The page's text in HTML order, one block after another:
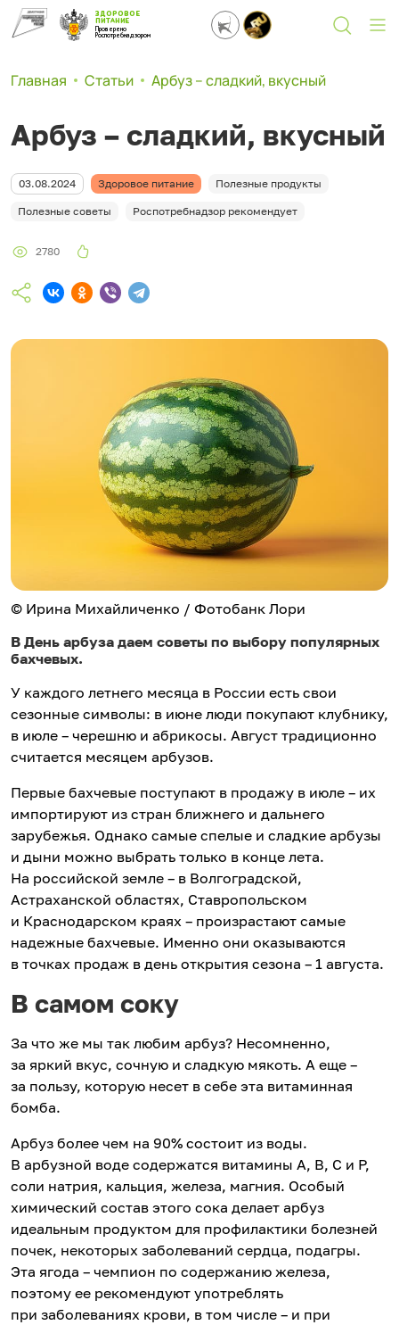
ЗДОРОВОЕ
ПИТАНИЕ
Проверено
Роспотребнадзором
Главная Статьи Арбуз – сладкий, вкусный
Арбуз – сладкий, вкусный
03.08.2024 Здоровое питание Полезные продукты
Полезные советы Роспотребнадзор рекомендует
2780
© Ирина Михайличенко / Фотобанк Лори
В День арбуза даем советы по выбору популярных
бахчевых.
У каждого летнего месяца в России есть свои
сезонные символы: в июне люди покупают клубнику,
в июле – черешню и абрикосы. Август традиционно
считается месяцем арбузов.
Первые бахчевые поступают в продажу в июле – их
импортируют из стран ближнего и дальнего
зарубежья. Однако самые спелые и сладкие арбузы
и дыни можно выбрать только в конце лета.
На российской земле – в Волгоградской,
Астраханской областях, Ставропольском
и Краснодарском краях – произрастают самые
надежные бахчевые. Именно они оказываются
в точках продаж в день открытия сезона – 1 августа.
В самом соку
За что же мы так любим арбуз? Несомненно,
за яркий вкус, сочную и сладкую мякоть. А еще –
за пользу, которую несет в себе эта витаминная
бомба.
Арбуз более чем на 90% состоит из воды.
В арбузной воде содержатся витамины А, В, С и Р,
соли натрия, кальция, железа, магния. Особый
химический состав этого сока делает арбуз
идеальным продуктом для профилактики болезней
почек, некоторых заболеваний сердца, подагры.
Эта ягода – чемпион по содержанию железа,
поэтому ее рекомендуют употреблять
при заболеваниях крови, в том числе – и при